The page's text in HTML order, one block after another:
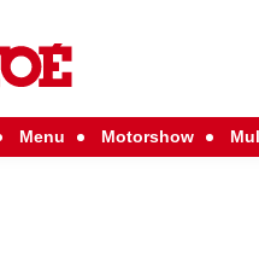
Menu Motorshow